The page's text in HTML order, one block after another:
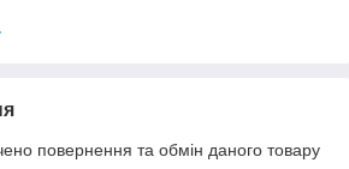
повернення та обмін даного товару